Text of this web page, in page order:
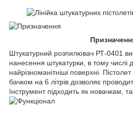
Штукатурний розпилювач РТ-0401
нанесення штукатурки, в тому числі
найрізноманітніші поверхні.
бачком на 6 літрів дозволяє
Інструмент підходить як новачкам,